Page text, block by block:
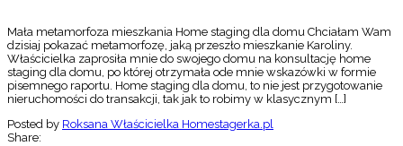
Mała metamorfoza mieszkania Home staging dla domu Chciałam Wam
dzisiaj pokazać metamorfozę, jaką przeszło mieszkanie Karoliny.
Właścicielka zaprosiła mnie do swojego domu na konsultację home
staging dla domu, po której otrzymała ode mnie wskazówki w formie
pisemnego raportu. Home staging dla domu, to nie jest przygotowanie
nieruchomości do transakcji, tak jak to robimy w klasycznym […]
Posted by Roksana Właścicielka Homestagerka.pl
Share: